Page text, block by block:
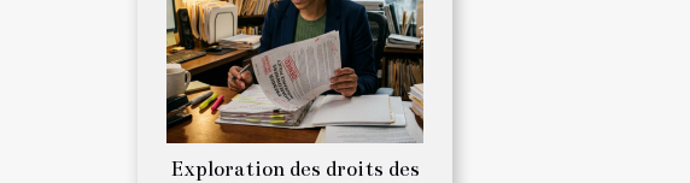
Exploration des droits des